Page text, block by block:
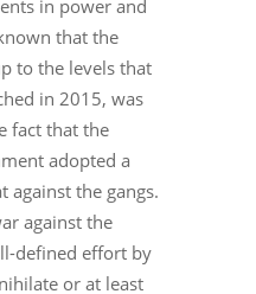
in power and
that the
to the levels that
in 2015, was
fact that the
adopted a
against the gangs.
against the
defined effort by
or at least